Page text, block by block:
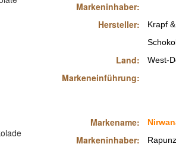
Markeninhaber:
Hersteller:
Land:
Markeneinführung:
Krapf
West-
Markename:
Markeninhaber: